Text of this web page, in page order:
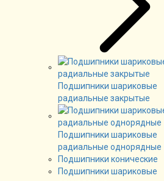
Подшипники шариковые
радиальные закрытые
Подшипники шариковые
радиальные однорядные
Подшипники конические
Подшипники шариковые